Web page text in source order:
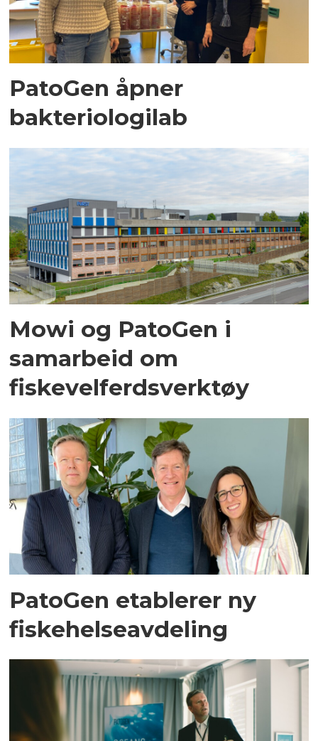
PatoGen åpner
bakteriologilab
Mowi og PatoGen i
samarbeid om
fiskevelferdsverktøy
PatoGen etablerer ny
fiskehelseavdeling